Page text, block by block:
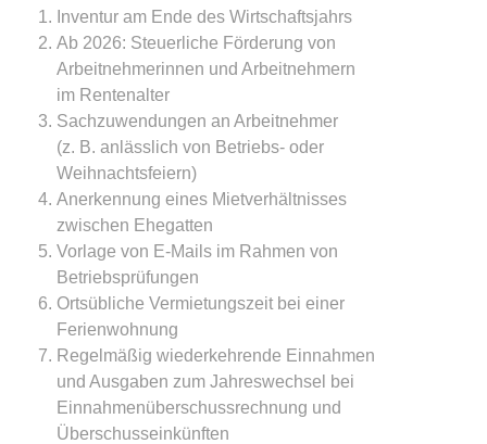
Inventur am Ende des Wirtschaftsjahrs
Ab 2026: Steuerliche Förderung von
Arbeitnehmerinnen und Arbeitnehmern
im Rentenalter
Sachzuwendungen an Arbeitnehmer
(z. B. anlässlich von Betriebs- oder
Weihnachtsfeiern)
Anerkennung eines Mietverhältnisses
zwischen Ehegatten
Vorlage von E-Mails im Rahmen von
Betriebsprüfungen
Ortsübliche Vermietungszeit bei einer
Ferienwohnung
Regelmäßig wiederkehrende Einnahmen
und Ausgaben zum Jahreswechsel bei
Einnahmenüberschussrechnung und
Überschusseinkünften